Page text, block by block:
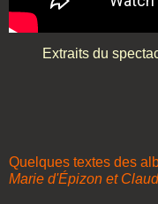
Extraits du
Quelques textes des
Marie d'Épizon et